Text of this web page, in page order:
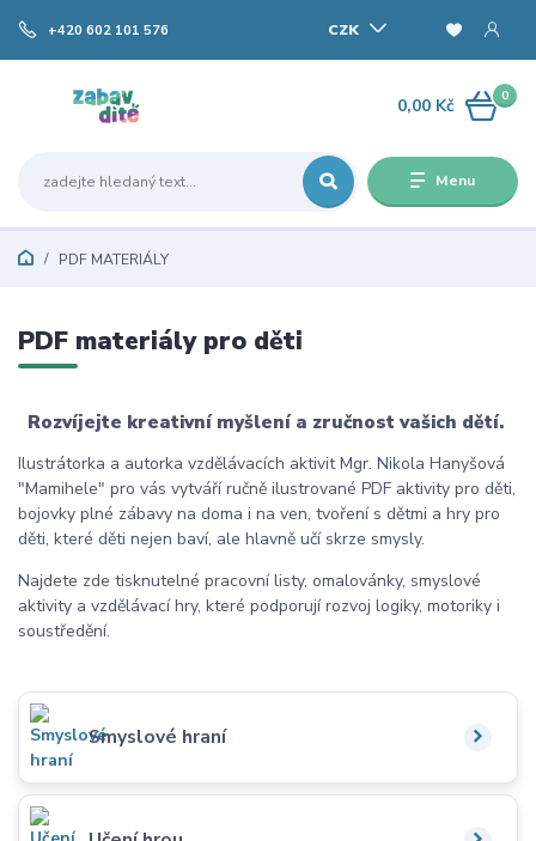
Menu
CZK
+420 602 101 576
0
0,00 Kč
PDF MATERIÁLY
PDF materiály pro děti
Rozvíjejte kreativní myšlení a zručnost vašich dětí.
Ilustrátorka a autorka vzdělávacích aktivit Mgr. Nikola Hanyšová
"Mamihele" pro vás vytváří ručně ilustrované PDF aktivity pro děti,
bojovky plné zábavy na doma i na ven, tvoření s dětmi a hry pro
děti, které děti nejen baví, ale hlavně učí skrze smysly.
Najdete zde tisknutelné pracovní listy, omalovánky, smyslové
aktivity a vzdělávací hry, které podporují rozvoj logiky, motoriky i
soustředění.
Smyslové hraní